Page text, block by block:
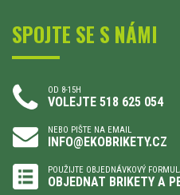
SPOJTE SE S NÁMI
OD 8-15H
VOLEJTE 518 625 054
NEBO PIŠTE NA EMAIL
INFO@EKOBRIKETY.CZ
POUŽIJTE OBJEDNÁVKOVÝ
OBJEDNAT BRIKETY A